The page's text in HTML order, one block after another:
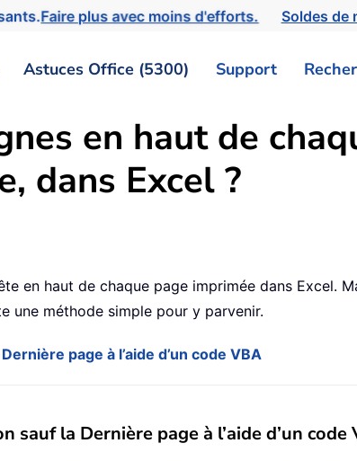
Faire plus avec moins d'efforts. Soldes de
Astuces Office (5300) Support
en haut de
dans Excel ?
en haut de chaque page imprimée dans Excel.
une méthode simple pour y parvenir.
page à l’aide d’un code VBA
la Dernière page à l’aide d’un code